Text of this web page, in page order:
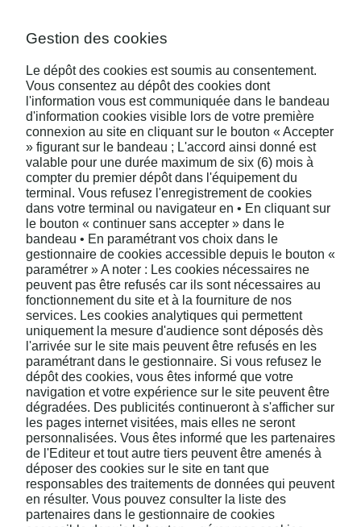
Gestion des cookies
Le dépôt des cookies est soumis au consentement.
Vous consentez au dépôt des cookies dont
l'information vous est communiquée dans le bandeau
d'information cookies visible lors de votre première
connexion au site en cliquant sur le bouton « Accepter
» figurant sur le bandeau ; L'accord ainsi donné est
valable pour une durée maximum de six (6) mois à
compter du premier dépôt dans l'équipement du
terminal. Vous refusez l'enregistrement de cookies
dans votre terminal ou navigateur en • En cliquant sur
le bouton « continuer sans accepter » dans le
bandeau • En paramétrant vos choix dans le
gestionnaire de cookies accessible depuis le bouton «
paramétrer » A noter : Les cookies nécessaires ne
peuvent pas être refusés car ils sont nécessaires au
fonctionnement du site et à la fourniture de nos
services. Les cookies analytiques qui permettent
uniquement la mesure d'audience sont déposés dès
l'arrivée sur le site mais peuvent être refusés en les
paramétrant dans le gestionnaire. Si vous refusez le
dépôt des cookies, vous êtes informé que votre
navigation et votre expérience sur le site peuvent être
dégradées. Des publicités continueront à s'afficher sur
les pages internet visitées, mais elles ne seront
personnalisées. Vous êtes informé que les partenaires
de l'Editeur et tout autre tiers peuvent être amenés à
déposer des cookies sur le site en tant que
responsables des traitements de données qui peuvent
en résulter. Vous pouvez consulter la liste des
partenaires dans le gestionnaire de cookies